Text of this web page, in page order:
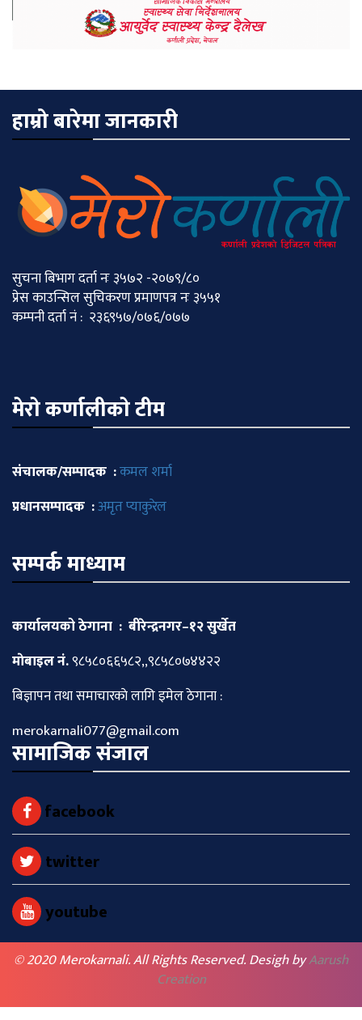
हाम्रो बारेमा जानकारी
सुचना बिभाग दर्ता नः ३५७२ -२०७९/८०
प्रेस काउन्सिल सुचिकरण प्रमाणपत्र नः ३५५१
कम्पनी दर्ता नं : २३६९५७/०७६/०७७
मेराे कर्णालीकाे टीम
संचालक/सम्पादक :कमल शर्मा
प्रधानसम्पादक :अमृत प्याकुरेल
सम्पर्क माध्याम
कार्यालयको ठेगाना : बीरेन्द्रनगर–१२ सुर्खेत
माेबाइल नं.९८५८०६६५८२,,९८५८०७४४२२
बिज्ञापन तथा समाचारकाे लागि इमेल ठेगाना :
merokarnali077@gmail.com
सामाजिक संजाल
facebook
twitter
youtube
© 2020 Merokarnali. All Rights Reserved. Desigh byAarush
Creation